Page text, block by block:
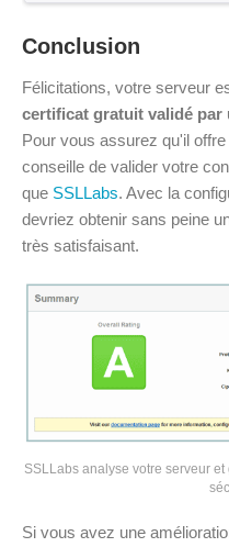
Conclusion
Félicitations, votre serveur
certificat gratuit validé
Pour vous assurez qu'il
conseille de valider votre
que SSLLabs. Avec la
devriez obtenir sans peine
très satisfaisant.
SSLLabs analyse votre serveur
Si vous avez une